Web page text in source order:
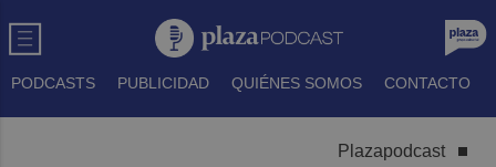
PODCASTS PUBLICIDAD QUIÉNES SOMOS CONTACTO
Plazapodcast